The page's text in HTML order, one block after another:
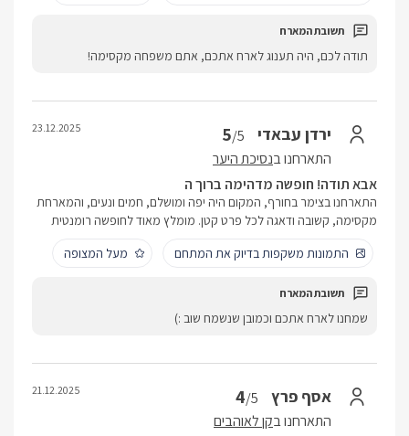
תודה לכם, היה תענוג לארח אתכם, אתם משפחה מקסימה!
ירדן עבאדי 5/5
התארחנו בנסיכת היער
23.12.2025
אבא תודה! חופשה מדהימה ברוך ה
התארחנו בצימר בחורף, המקום היה יפה ומושלם, חמים ונעים, והמארחת
מקסימה, קשובה ודאגה לכל פרט קטן. מומלץ מאוד לחופשה רומנטית
התמונות משקפות בדיוק את המתחם
מעל המצופה
שמחנו לארח אתכם וכמובן שנשמח שוב :)
אסף פרץ 4/5
התארחנו בקן לאוהבים
21.12.2025